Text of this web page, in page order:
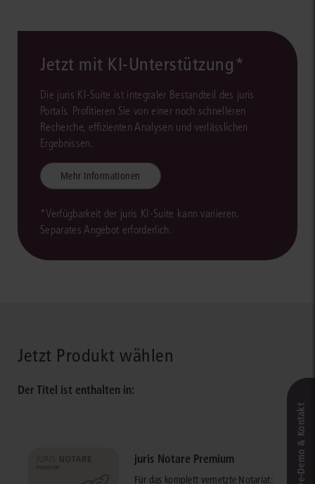
Jetzt mit KI-Unterstützung*
Die juris KI-Suite ist integraler Bestandteil des juris
Portals. Profitieren Sie von einer noch schnelleren
Recherche, effizienten Analysen und verlässlichen
Ergebnissen.
Mehr Informationen
*Verfügbarkeit der juris KI-Suite kann variieren.
Separates Angebot erforderlich.
Jetzt Produkt wählen
Der Titel ist enthalten in:
juris Notare Premium
Für das komplett vernetzte Notariat:
Live‑Demo & Kontakt